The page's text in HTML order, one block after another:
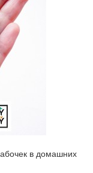
в домашних